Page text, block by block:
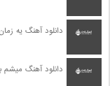
دانلود آهنگ یه
دانلود آهنگ